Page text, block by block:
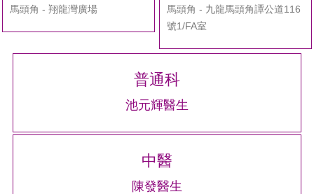
馬頭角 - 翔龍灣廣場
馬頭角 - 九龍馬頭角譚公道116
號1/FA室
普通科
池元輝醫生
中醫
陳發醫生